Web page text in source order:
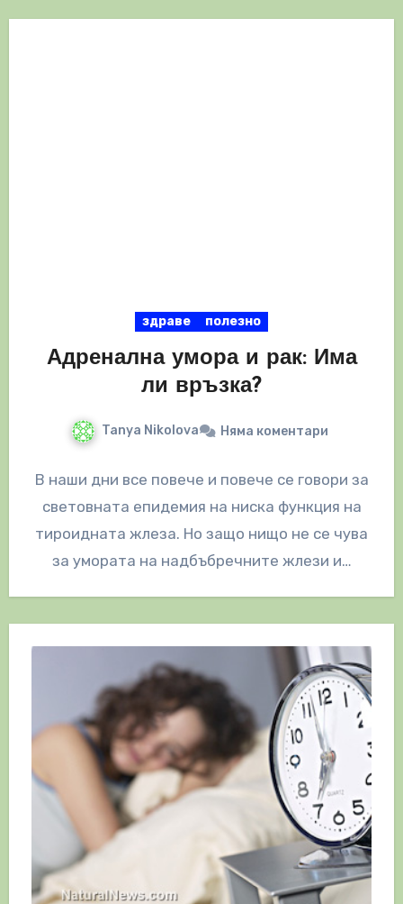
здраве полезно
Адренална умора и рак: Има
ли връзка?
Tanya Nikolova Няма коментари
В наши дни все повече и повече се говори за
световната епидемия на ниска функция на
тироидната жлеза. Но защо нищо не се чува
за умората на надбъбречните жлези и…